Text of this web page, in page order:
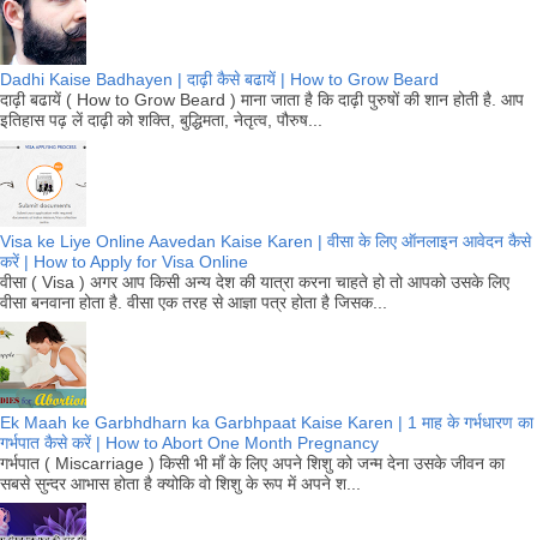
Dadhi Kaise Badhayen | दाढ़ी कैसे बढायें | How to Grow Beard
दाढ़ी बढायें ( How to Grow Beard ) माना जाता है कि दाढ़ी पुरुषों की शान होती है. आप
इतिहास पढ़ लें दाढ़ी को शक्ति, बुद्धिमता, नेतृत्व, पौरुष...
Visa ke Liye Online Aavedan Kaise Karen | वीसा के लिए ऑनलाइन आवेदन कैसे
करें | How to Apply for Visa Online
वीसा ( Visa ) अगर आप किसी अन्य देश की यात्रा करना चाहते हो तो आपको उसके लिए
वीसा बनवाना होता है. वीसा एक तरह से आज्ञा पत्र होता है जिसक...
Ek Maah ke Garbhdharn ka Garbhpaat Kaise Karen | 1 माह के गर्भधारण का
गर्भपात कैसे करें | How to Abort One Month Pregnancy
गर्भपात ( Miscarriage ) किसी भी माँ के लिए अपने शिशु को जन्म देना उसके जीवन का
सबसे सुन्दर आभास होता है क्योकि वो शिशु के रूप में अपने श...